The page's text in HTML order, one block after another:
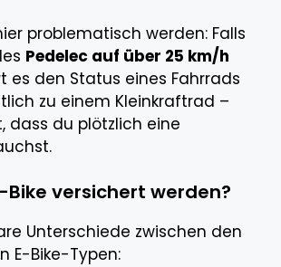
problematisch werden: Falls
Pedelec auf über 25 km/h
es den Status eines Fahrrads
zu einem Kleinkraftrad –
dass du plötzlich eine
Bike versichert werden?
Unterschiede zwischen den
E-Bike-Typen: